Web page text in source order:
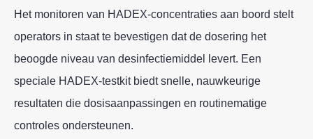
Het monitoren van HADEX‑concentraties aan boord stelt
operators in staat te bevestigen dat de dosering het
beoogde niveau van desinfectiemiddel levert. Een
speciale HADEX‑testkit biedt snelle, nauwkeurige
resultaten die dosisaanpassingen en routinematige
controles ondersteunen.